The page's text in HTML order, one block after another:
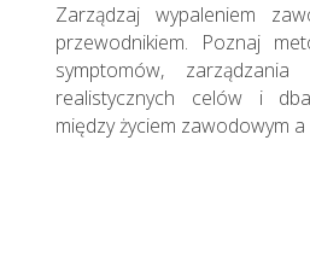
Zarządzaj wypaleniem
przewodnikiem. Poznaj
symptomów,
realistycznych celów i
między życiem zawodowym